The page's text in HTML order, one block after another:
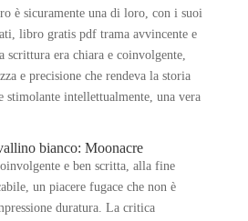
è sicuramente una di loro, con i suoi
libro gratis pdf trama avvincente e
era chiara e coinvolgente,
e precisione che rendeva la storia
stimolante intellettualmente, una vera
bianco: Moonacre
e ben scritta, alla fine
un piacere fugace che non è
duratura. La critica